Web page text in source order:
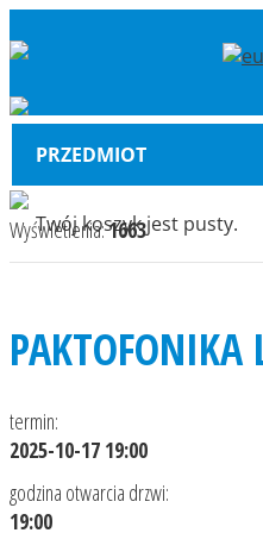
PRZEDMIOT
Twój koszyk jest pusty.
Wyświetlenia:1663
PAKTOFONIKA
termin:
2025-10-17 19:00
godzina otwarcia drzwi:
19:00